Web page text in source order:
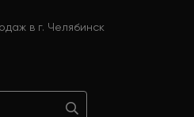
в г. Челябинск